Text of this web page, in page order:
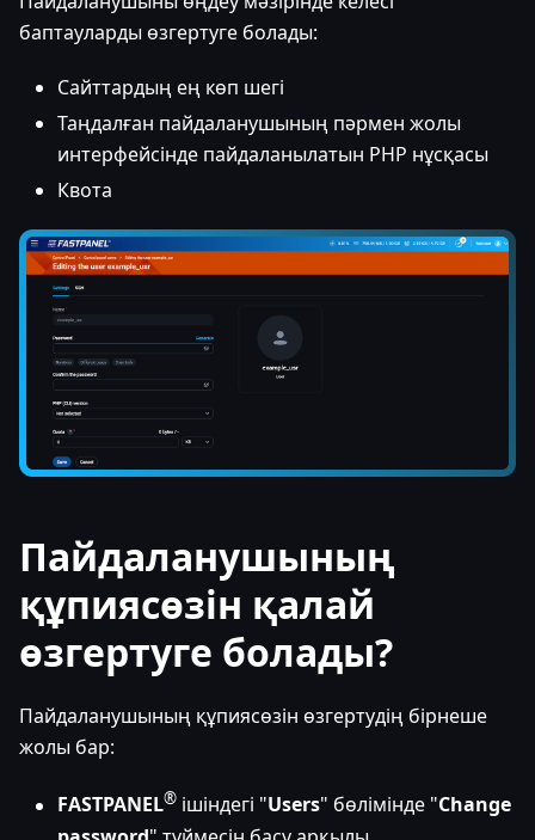
баптауларды өзгертуге болады:
Сайттардың ең көп шегі
Таңдалған пайдаланушының пәрмен жолы
интерфейсінде пайдаланылатын PHP нұсқасы
Квота
Пайдаланушының
құпиясөзін қалай
өзгертуге болады?
Пайдаланушының құпиясөзін өзгертудің бірнеше
жолы бар:
FASTPANEL® ішіндегі "Users" бөлімінде "Change